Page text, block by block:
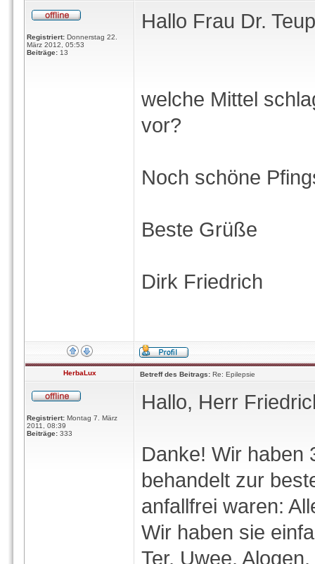
Registriert: Donnerstag 22.
März 2012, 05:53
Beiträge: 13
Hallo Frau Dr.
welche Mittel
vor?
Noch schöne
Beste Grüße
Dirk Friedrich
HerbaLux Betreff des Beitrags: Re: Epilepsie
Registriert: Montag 7. März
2011, 08:39
Beiträge: 333
Hallo, Herr
Danke! Wir haben
behandelt zur
anfallfrei waren:
Wir haben sie
Ter, Uwee,